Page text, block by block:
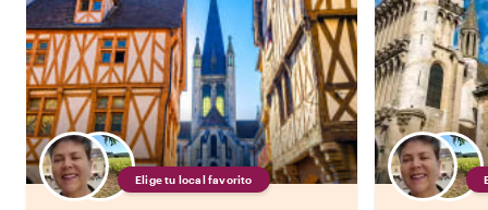
Elige tu local favorito